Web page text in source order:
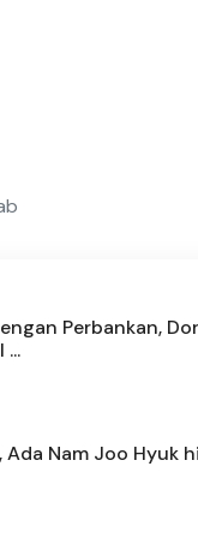
Perbankan,
...
Ada Nam Joo Hyuk